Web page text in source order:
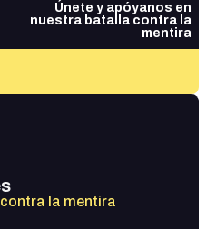
Únete y apóyanos en
nuestra batalla contra la
mentira
la mentira